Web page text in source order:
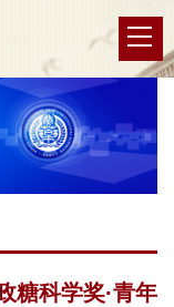
糖科学奖·青年